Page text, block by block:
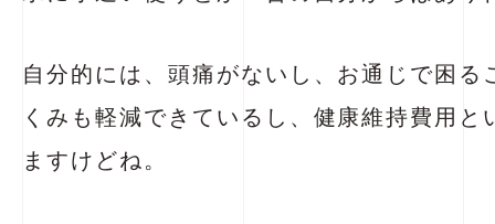
自分的には、頭痛がないし、お通じで困る
くみも軽減できているし、健康維持費用と
ますけどね。